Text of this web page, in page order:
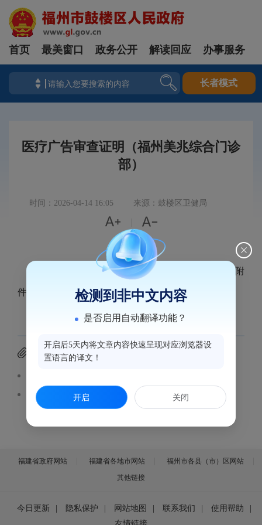
首页 最美窗口 政务公开 解读回应 办事服务
长者模式
医疗广告审查证明（福州美兆综合门诊
部）
时间：2026-04-14 16:05 来源：鼓楼区卫健局
 
福州美兆综合门诊部医疗广告审查证明材料见附
件。
附件下载
医疗广告审查样件（福州美兆综合门诊部）.pdf
福建省政府网站 福建省各地市网站
福州市各县（市）区网站
其他链接
今日更新 隐私保护 网站地图 联系我们 使用帮助
检测到非中文内容
是否启用自动翻译功能？
开启后5天内将文章内容快速呈现对应浏览器设
置语言的译文！
开启 关闭